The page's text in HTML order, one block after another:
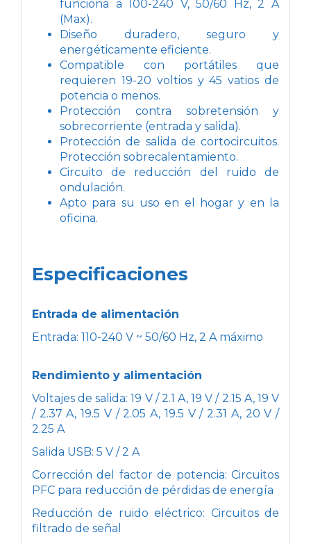
funciona a 100-240 V, 50/60 Hz, 2 A
(Max).
Diseño duradero, seguro y
energéticamente eficiente.
Compatible con portátiles que
requieren 19-20 voltios y 45 vatios de
potencia o menos.
Protección contra sobretensión y
sobrecorriente (entrada y salida).
Protección de salida de cortocircuitos.
Protección sobrecalentamiento.
Circuito de reducción del ruido de
ondulación.
Apto para su uso en el hogar y en la
oficina.
Especificaciones
Entrada de alimentación
Entrada: 110-240 V ~ 50/60 Hz, 2 A máximo
Rendimiento y alimentación
Voltajes de salida: 19 V / 2.1 A, 19 V / 2.15 A, 19 V
/ 2.37 A, 19.5 V / 2.05 A, 19.5 V / 2.31 A, 20 V /
2.25 A
Salida USB: 5 V / 2 A
Corrección del factor de potencia: Circuitos
PFC para reducción de pérdidas de energía
Reducción de ruido eléctrico: Circuitos de
filtrado de señal